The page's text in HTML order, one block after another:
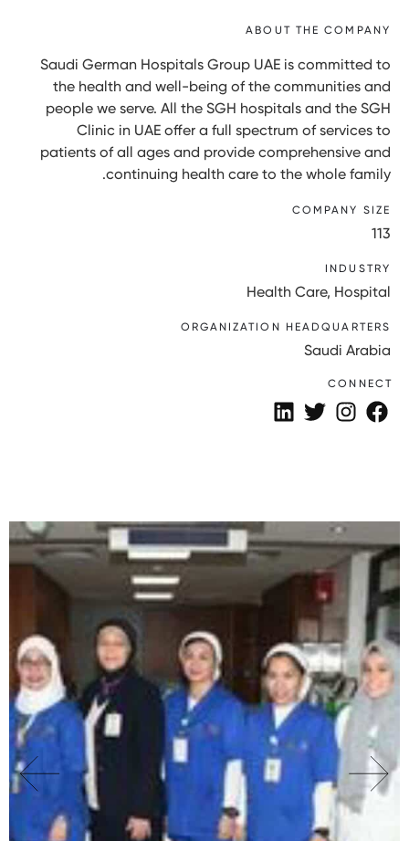
ABOUT THE COMPANY
Saudi German Hospitals Group UAE is committed to
the health and well-being of the communities and
people we serve. All the SGH hospitals and the SGH
Clinic in UAE offer a full spectrum of services to
patients of all ages and provide comprehensive and
continuing health care to the whole family.
COMPANY SIZE
113
INDUSTRY
Health Care, Hospital
ORGANIZATION HEADQUARTERS
Saudi Arabia
CONNECT